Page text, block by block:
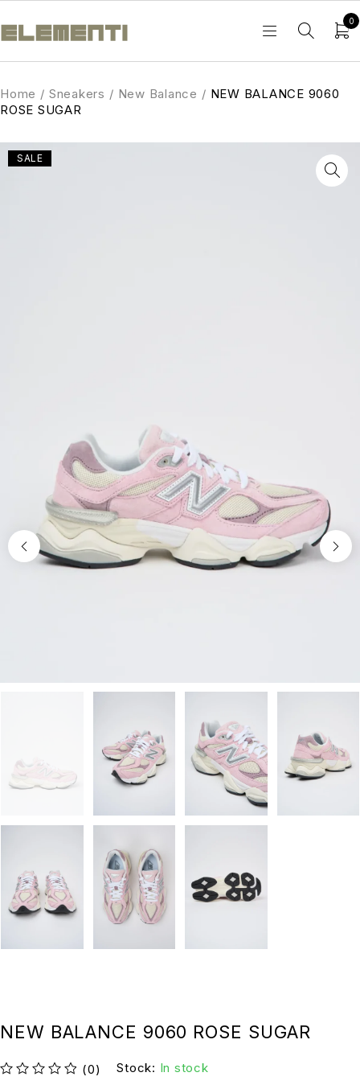
0
Home / Sneakers / New Balance / NEW BALANCE 9060
ROSE SUGAR
SALE
NEW BALANCE 9060 ROSE SUGAR
(0) Stock: In stock